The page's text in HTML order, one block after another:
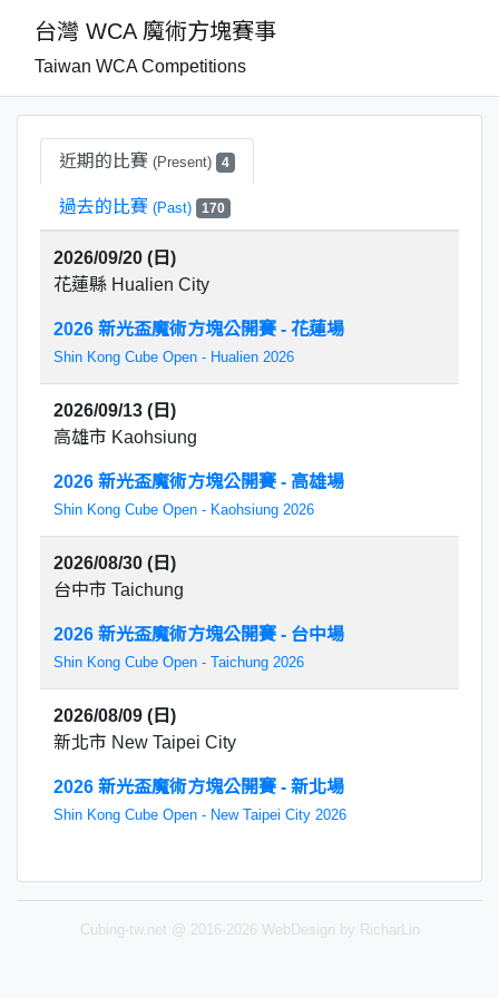
台灣 WCA 魔術方塊賽事
Taiwan WCA Competitions
近期的比賽 (Present) 4
過去的比賽 (Past) 170
2026/09/20 (日)
花蓮縣 Hualien City
2026 新光盃魔術方塊公開賽 - 花蓮場
Shin Kong Cube Open - Hualien 2026
2026/09/13 (日)
高雄市 Kaohsiung
2026 新光盃魔術方塊公開賽 - 高雄場
Shin Kong Cube Open - Kaohsiung 2026
2026/08/30 (日)
台中市 Taichung
2026 新光盃魔術方塊公開賽 - 台中場
Shin Kong Cube Open - Taichung 2026
2026/08/09 (日)
新北市 New Taipei City
2026 新光盃魔術方塊公開賽 - 新北場
Shin Kong Cube Open - New Taipei City 2026
Cubing-tw.net @ 2016-2026 WebDesign by RicharLin